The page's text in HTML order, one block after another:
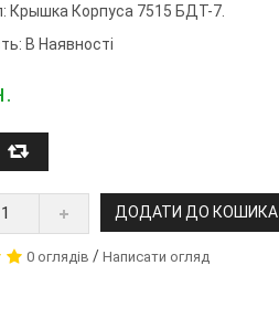
Крышка Корпуса 7515 БДТ-7.
В Наявності
ДОДАТИ ДО КОШИКА
0 оглядів /Написати огляд